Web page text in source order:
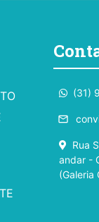
(31)
email
Rua
andar -
(Galeria